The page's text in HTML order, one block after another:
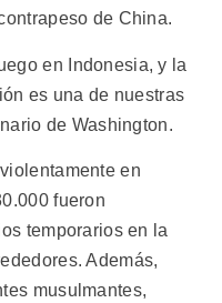
de China.
en Indonesia, y la
es una de nuestras
de Washington.
en
fueron
temporarios en la
Además,
musulmantes,